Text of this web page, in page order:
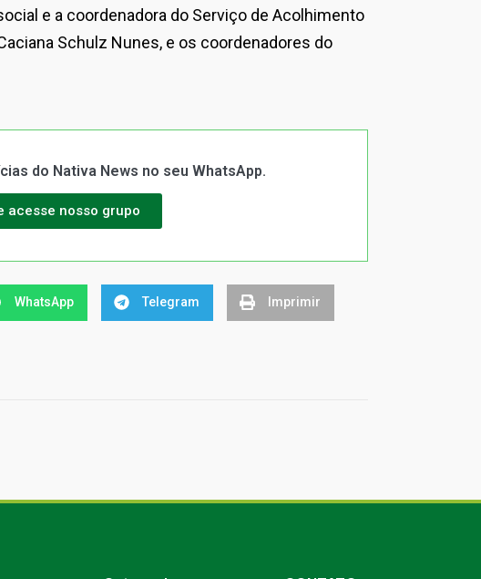
e a coordenadora do Serviço de Acolhimento
Schulz Nunes, e os coordenadores do
do Nativa News no seu WhatsApp.
acesse nosso grupo
WhatsApp Telegram Imprimir